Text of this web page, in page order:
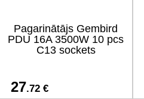
Pagarinātājs Gembird
PDU 16A 3500W 10 pcs
C13 sockets
27.72 €